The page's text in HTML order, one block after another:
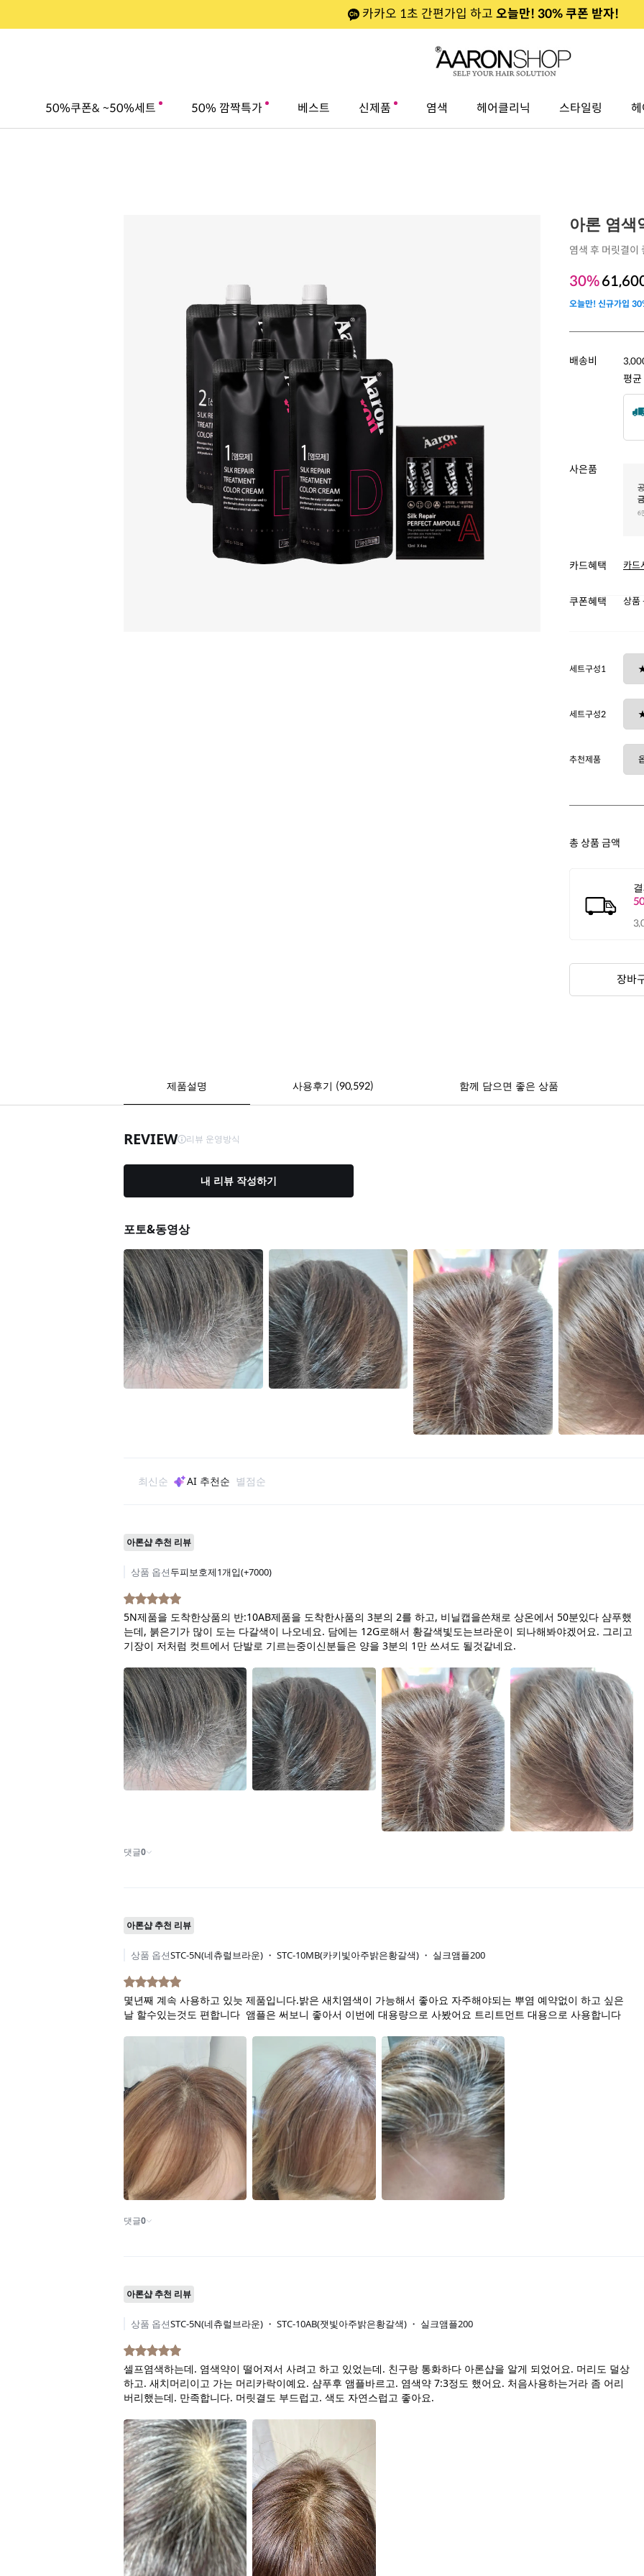
카카오 1초 간편가입 하고 오늘만! 30% 쿠폰 받자!
50%쿠폰& ~50%세트 50% 깜짝특가 베스트 신제품 염색 헤어클리닉 스타일링
아론 염색
염색 후 머릿결이
30%
오늘만! 신규가입
배송비
평균
사은품
카드혜택 카드
쿠폰혜택 상품
세트구성1
세트구성2
추천제품
총 상품 금액
장바
제품설명 사용후기 (90,592) 함께 담으면 좋은 상품